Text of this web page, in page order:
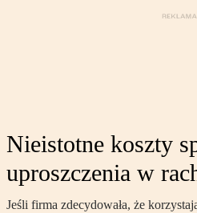
Nieistotne koszty
uproszczenia w
Jeśli firma zdecydowała, że